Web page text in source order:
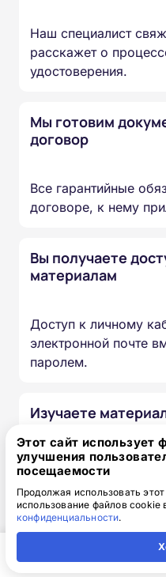
Наш специалист
расскажет о
удостоверения.
Мы готовим
договор
Все гарантийные
договоре, к нему
Вы получаете
материалам
Доступ к личному
электронной почте
паролем.
Изучаете
Проходите лекции,
презентации, сдаёте
удобное для вас
Мы вносим
ФРДО
Этот сайт использует
улучшения
посещаемости
Продолжая использовать
использование файлов cookie
конфиденциальности.